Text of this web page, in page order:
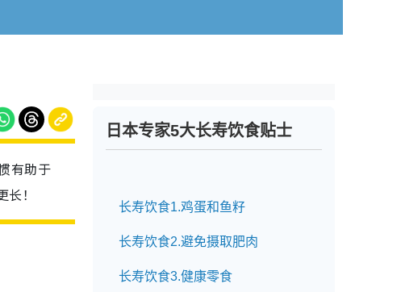
有助于
！
日本专家5大长寿饮食贴士
长寿饮食1.鸡蛋和鱼籽
长寿饮食2.避免摄取肥肉
长寿饮食3.健康零食